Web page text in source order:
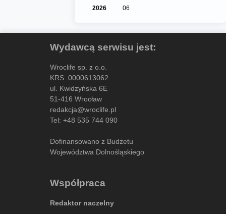
2026 06
Wydawcą serwisu jest:
Wroclife sp. z o.o.
KRS: 0000613062
ul. Kwidzyńska 6E
51-416 Wrocław
redakcja@wroclife.pl
Tel: +48 535 744 090
Dofinansowano z Budżetu
Województwa Dolnośląskiego
Współpraca
Redaktor naczelny